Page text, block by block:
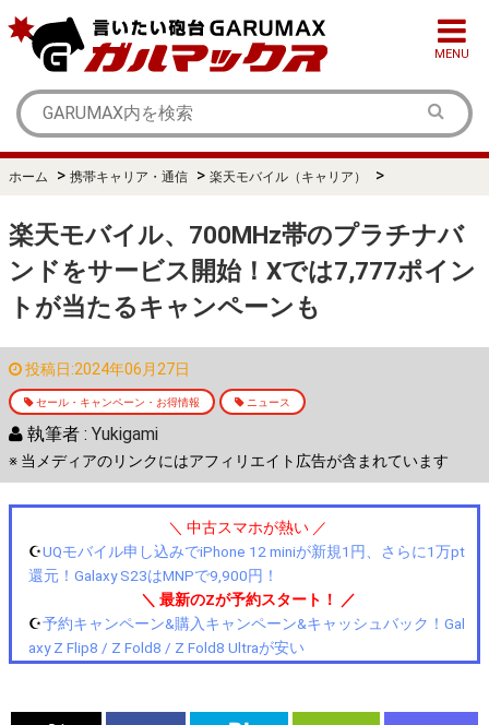
MENU
ホーム > 携帯キャリア・通信 > 楽天モバイル（キャリア） >
楽天モバイル、700MHz帯のプラチナバ
ンドをサービス開始！Xでは7,777ポイン
トが当たるキャンペーンも
投稿日:2024年06月27日
セール・キャンペーン・お得情報 ニュース
執筆者 : Yukigami
※ 当メディアのリンクにはアフィリエイト広告が含まれています
＼ 中古スマホが熱い ／
☪️UQモバイル申し込みでiPhone 12 miniが新規1円、さらに1万pt
還元！Galaxy S23はMNPで9,900円！
＼ 最新のZが予約スタート！ ／
☪️予約キャンペーン&購入キャンペーン&キャッシュバック！Gal
axy Z Flip8 / Z Fold8 / Z Fold8 Ultraが安い